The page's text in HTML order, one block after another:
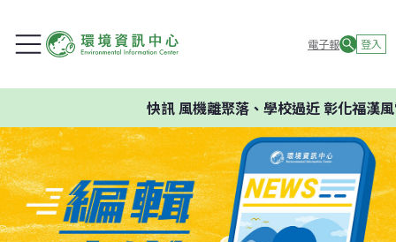
電子報 登入
快訊風機離聚落、學校過近 彰化福漢風